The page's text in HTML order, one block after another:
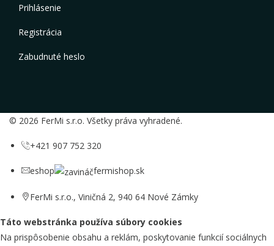
Prihlásenie
Registrácia
Zabudnuté heslo
© 2026 FerMi s.r.o. Všetky práva vyhradené.
+421 907 752 320
eshop fermishop.sk
FerMi s.r.o., Viničná 2, 940 64 Nové Zámky
Táto webstránka používa súbory cookies
Na prispôsobenie obsahu a reklám, poskytovanie funkcií sociálnych